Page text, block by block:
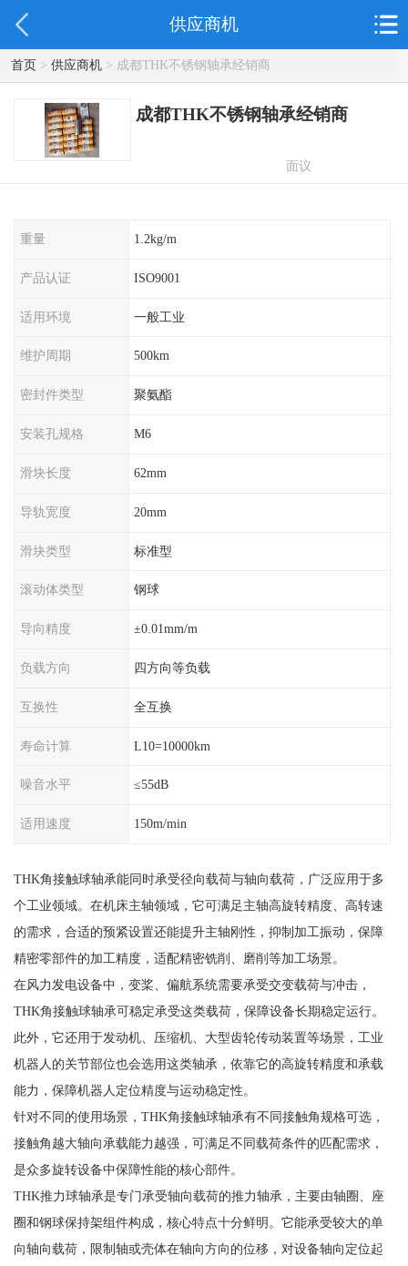
供应商机
首页> 供应商机> 成都THK不锈钢轴承经销商
成都THK不锈钢轴承经销商
面议
重量 1.2kg/m
产品认证 ISO9001
适用环境 一般工业
维护周期 500km
密封件类型 聚氨酯
安装孔规格 M6
滑块长度 62mm
导轨宽度 20mm
滑块类型 标准型
滚动体类型 钢球
导向精度 ±0.01mm/m
负载方向 四方向等负载
互换性 全互换
寿命计算 L10=10000km
噪音水平 ≤55dB
适用速度 150m/min
THK角接触球轴承能同时承受径向载荷与轴向载荷，广泛应用于多
个工业领域。在机床主轴领域，它可满足主轴高旋转精度、高转速
的需求，合适的预紧设置还能提升主轴刚性，抑制加工振动，保障
精密零部件的加工精度，适配精密铣削、磨削等加工场景。
在风力发电设备中，变桨、偏航系统需要承受交变载荷与冲击，
THK角接触球轴承可稳定承受这类载荷，保障设备长期稳定运行。
此外，它还用于发动机、压缩机、大型齿轮传动装置等场景，工业
机器人的关节部位也会选用这类轴承，依靠它的高旋转精度和承载
能力，保障机器人定位精度与运动稳定性。
针对不同的使用场景，THK角接触球轴承有不同接触角规格可选，
接触角越大轴向承载能力越强，可满足不同载荷条件的匹配需求，
是众多旋转设备中保障性能的核心部件。
THK推力球轴承是专门承受轴向载荷的推力轴承，主要由轴圈、座
圈和钢球保持架组件构成，核心特点十分鲜明。它能承受较大的单
向轴向载荷，限制轴或壳体在轴向方向的位移，对设备轴向定位起